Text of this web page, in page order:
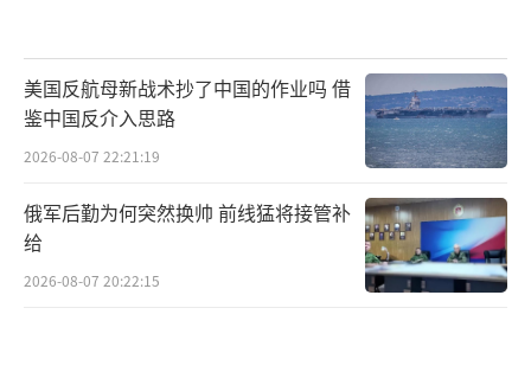
美国反航母新战术抄了中国的作业吗 借
鉴中国反介入思路
2026-08-07 22:21:19
俄军后勤为何突然换帅 前线猛将接管补
给
2026-08-07 20:22:15